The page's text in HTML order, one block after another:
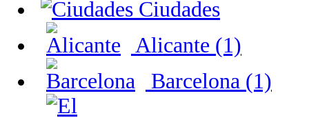
Ciudades
Alicante (1)
Barcelona (1)